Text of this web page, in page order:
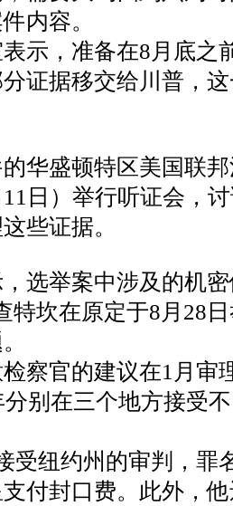
内容。
示，准备在8 月底之
证据移交给川普，
华盛顿特区美国联
11 日）举行听证会，
些证据。
选举案中涉及的机
特坎在原定于8 月 28
察官的建议在1 月审
别在三个地方接受
受纽约州的审判，罪
付封口费。此外，